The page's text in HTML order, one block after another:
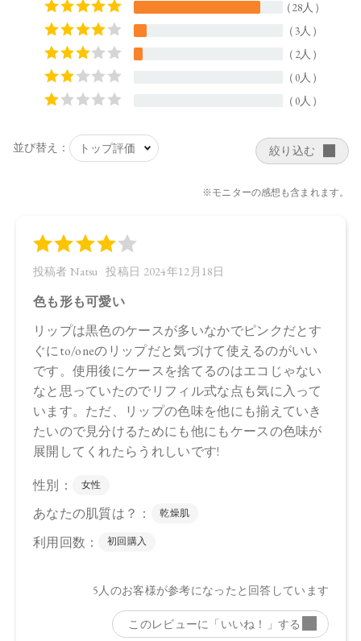
合がございます。
●パッケージのリニューアル等の理由により、成分・処方が記
載と異なる場合がございます。
●予告なくパッケージ仕様が変更になる場合がございます。